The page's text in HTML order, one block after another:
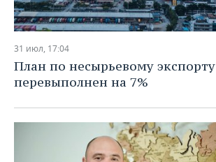
31 июл, 17:04
План по несырьевому экспорту
перевыполнен на 7%